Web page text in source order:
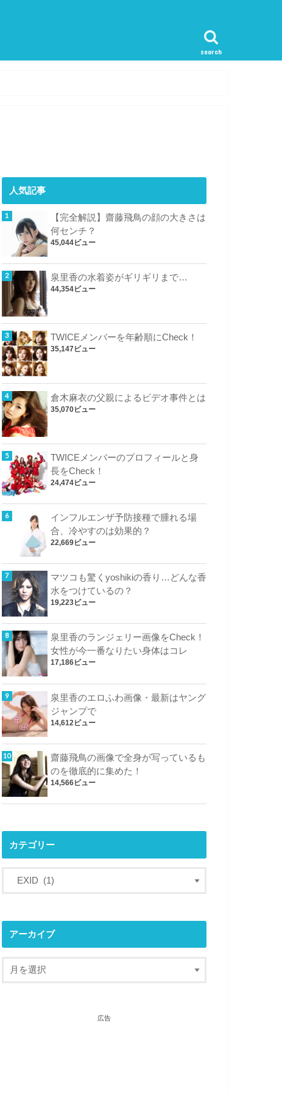
search
人気記事
【完全解説】齋藤飛鳥の顔の大きさは
何センチ？
45,044ビュー
泉里香の水着姿がギリギリまで…
44,354ビュー
TWICEメンバーを年齢順にCheck！
35,147ビュー
倉木麻衣の父親によるビデオ事件とは
35,070ビュー
TWICEメンバーのプロフィールと身
長をCheck！
24,474ビュー
インフルエンザ予防接種で腫れる場
合、冷やすのは効果的？
22,669ビュー
マツコも驚くyoshikiの香り…どんな香
水をつけているの？
19,223ビュー
泉里香のランジェリー画像をCheck！
女性が今一番なりたい身体はコレ
17,186ビュー
泉里香のエロふわ画像・最新はヤング
ジャンプで
14,612ビュー
齋藤飛鳥の画像で全身が写っているも
のを徹底的に集めた！
14,566ビュー
カテゴリー
アーカイブ
広告